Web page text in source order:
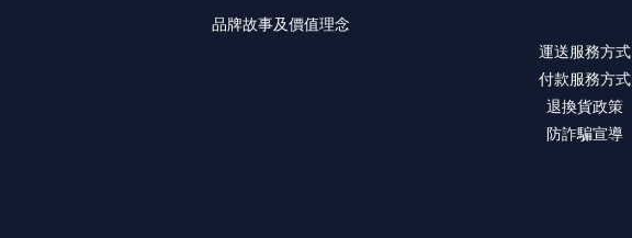
品牌故事及價值理念
運送服務方式
付款服務方式
退換貨政策
防詐騙宣導